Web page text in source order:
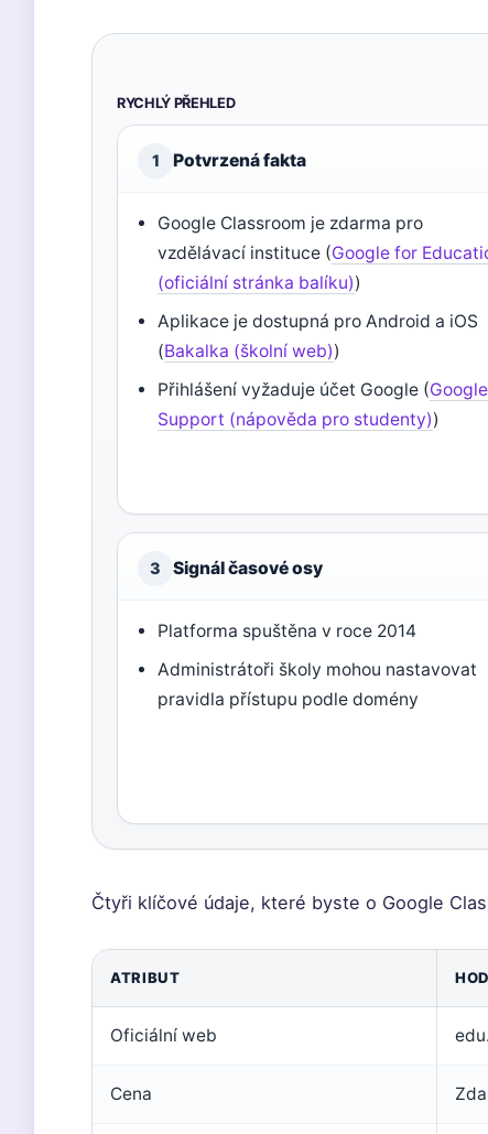
RYCHLÝ PŘEHLED
1 Potvrzená fakta
Google Classroom je zdarma pro
vzdělávací instituce (Google for
(oficiální stránka balíku))
Aplikace je dostupná pro Android a iOS
(Bakalka (školní web))
Přihlášení vyžaduje účet Google (Google
Support (nápověda pro studenty))
3 Signál časové osy
Platforma spuštěna v roce 2014
Administrátoři školy mohou nastavovat
pravidla přístupu podle domény
Čtyři klíčové údaje, které byste o Google
ATRIBUT
Oficiální web
Cena